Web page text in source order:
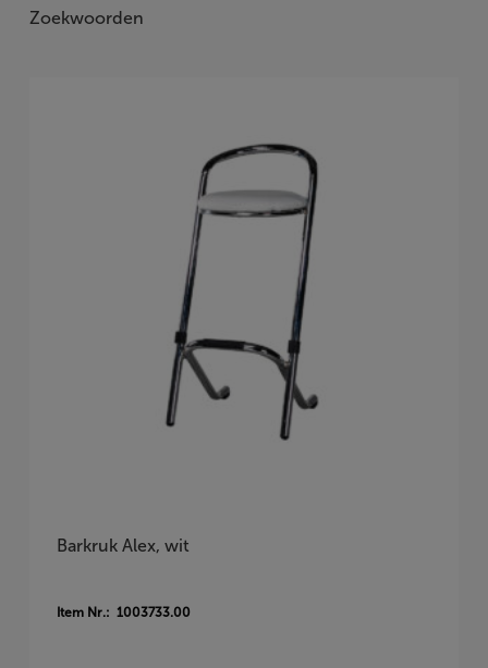
Zoekwoorden
Barkruk Alex, wit
Item Nr.: 1003733.00